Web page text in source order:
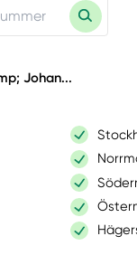
Johan...